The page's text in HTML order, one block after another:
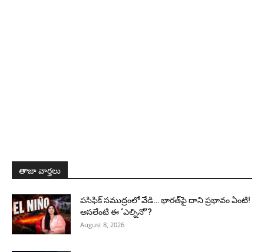
తాజా వార్తలు
పసిఫిక్ సముద్రంలో వేడి… భారత్‌పై దాని ప్రభావం ఏంటి!
అసలేంటి ఈ ‘ఎల్నినో’?
August 8, 2026